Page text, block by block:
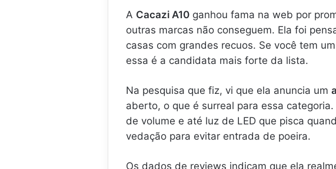
A Cacazi A10 ganhou fama na web por
outras marcas não conseguem. Ela foi
casas com grandes recuos. Se você tem
essa é a candidata mais forte da lista.
Na pesquisa que fiz, vi que ela anuncia um
aberto, o que é surreal para essa
de volume e até luz de LED que pisca
vedação para evitar entrada de poeira.
Os dados de reviews indicam que ela